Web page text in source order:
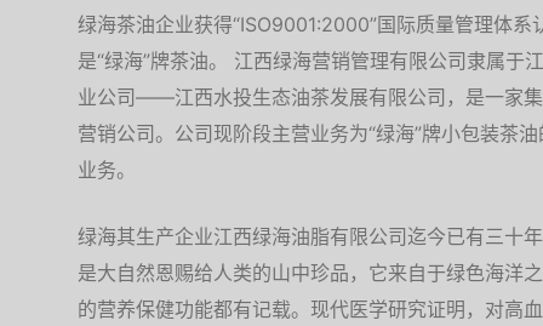
绿海茶油企业获得“ISO9001:2000”国际质量管理体
是“绿海”牌茶油。 江西绿海营销管理有限公司隶属于
业公司——江西水投生态油茶发展有限公司，是一家
营销公司。公司现阶段主营业务为“绿海”牌小包装茶
业务。
绿海其生产企业江西绿海油脂有限公司迄今已有三十
是大自然恩赐给人类的山中珍品，它来自于绿色海洋
的营养保健功能都有记载。现代医学研究证明，对高